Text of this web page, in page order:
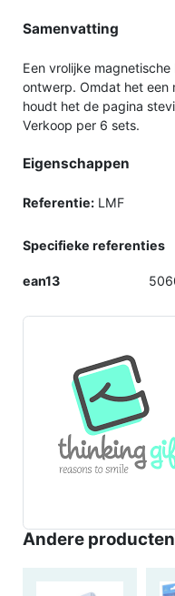
Samenvatting
Een vrolijke
ontwerp. Omdat het een
houdt het de pagina
Verkoop per 6 sets.
Eigenschappen
Referentie: LMF
Specifieke referenties
ean13
Andere